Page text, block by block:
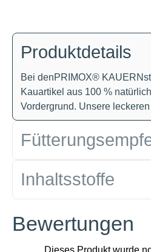
Produktdetails
Bei denPRIMOX®
Kauartikel aus 100 %
Vordergrund. Unsere
Inhaltsstoffe
Bewertungen